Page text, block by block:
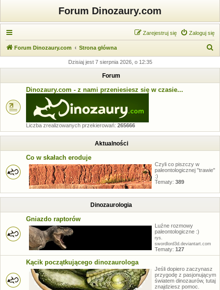
Forum Dinozaury.com
Zaloguj się
Zarejestruj się
Forum Dinozaury.com Strona główna
k
Dzisiaj jest 7 sierpnia 2026, o 12:35
Forum
Dinozaury.com - z nami przeniesiesz się w czasie...
Liczba zrealizowanych przekierowań: 265666
Aktualności
Co w skałach eroduje
Czyli co piszczy w
paleontologicznej "trawie"
:)
Tematy: 389
Dinozaurologia
Gniazdo raptorów
Luźne rozmowy
paleontologiczne :)
rys.
swordlord3d.deviantart.com
Tematy: 127
Kącik początkującego dinozaurologa
Jeśli dopiero zaczynasz
przygodę z pasjonującym
światem dinozaurów, tutaj
znajdziesz pomoc.